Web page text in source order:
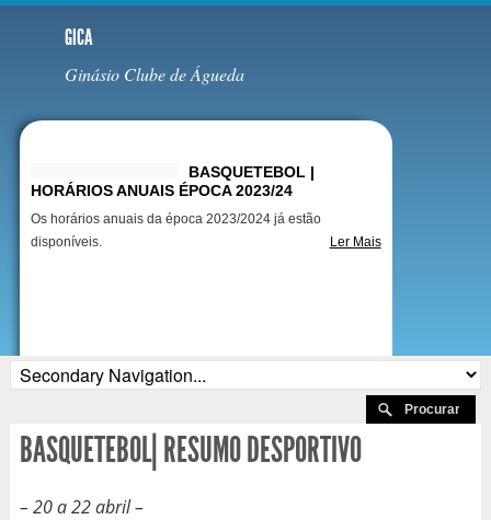
GICA
Ginásio Clube de Águeda
BASQUETEBOL |
HORÁRIOS ANUAIS ÉPOCA 2023/24
Os horários anuais da época 2023/2024 já estão
disponíveis.
Ler Mais
BASQUETEBOL| RESUMO DESPORTIVO
– 20 a 22 abril –